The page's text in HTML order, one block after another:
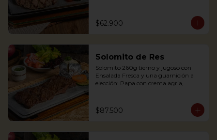
y arracacha.
Pork tenderloin 280g with baked
potato with sour cream and house
salad. Single term.
$62.900
Solomito de Res
Solomito 260g tierno y jugoso con
Ensalada Fresca y una guarnición a
elección: Papa con crema agria,
Yuca, Puré de papa y arracacha
$87.500